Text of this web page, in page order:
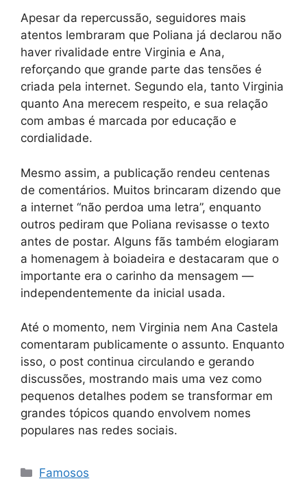
Apesar da repercussão, seguidores mais
atentos lembraram que Poliana já declarou não
haver rivalidade entre Virginia e Ana,
reforçando que grande parte das tensões é
criada pela internet. Segundo ela, tanto Virginia
quanto Ana merecem respeito, e sua relação
com ambas é marcada por educação e
cordialidade.
Mesmo assim, a publicação rendeu centenas
de comentários. Muitos brincaram dizendo que
a internet “não perdoa uma letra”, enquanto
outros pediram que Poliana revisasse o texto
antes de postar. Alguns fãs também elogiaram
a homenagem à boiadeira e destacaram que o
importante era o carinho da mensagem —
independentemente da inicial usada.
Até o momento, nem Virginia nem Ana Castela
comentaram publicamente o assunto. Enquanto
isso, o post continua circulando e gerando
discussões, mostrando mais uma vez como
pequenos detalhes podem se transformar em
grandes tópicos quando envolvem nomes
populares nas redes sociais.
Categorias
Famosos